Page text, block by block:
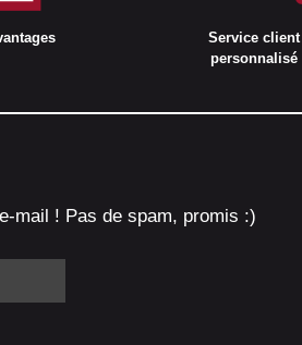
Service client
personnalisé
mail ! Pas de spam, promis :)